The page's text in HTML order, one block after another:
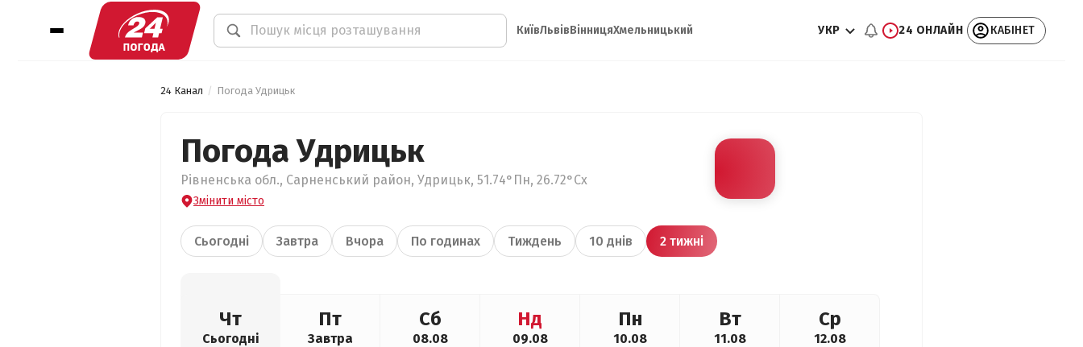
КиївЛьвівВінницяХмельницький УКР 24 ОНЛАЙН КАБІНЕТ
24 Канал Погода Удрицьк
Погода Удрицьк
Рівненська обл., Сарненський район, Удрицьк, 51.74°Пн, 26.72°Сх
Змінити місто
Сьогодні Завтра Вчора По годинах Тиждень 10 днів 2 тижні
Чт
Сьогодні
Пт
Завтра
Сб
08.08
Нд
09.08
Пн
10.08
Вт
11.08
Ср
12.08